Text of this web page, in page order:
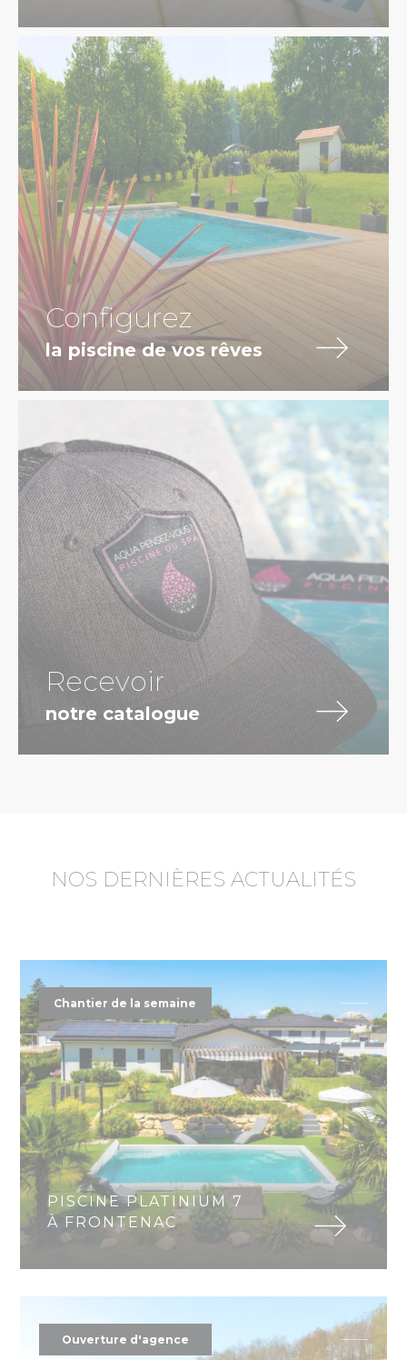
Configurez
la piscine de vos rêves
Recevoir
notre catalogue
NOS DERNIÈRES ACTUALITÉS
Chantier de la semaine
PISCINE PLATINIUM 7
À FRONTENAC
Ouverture d'agence